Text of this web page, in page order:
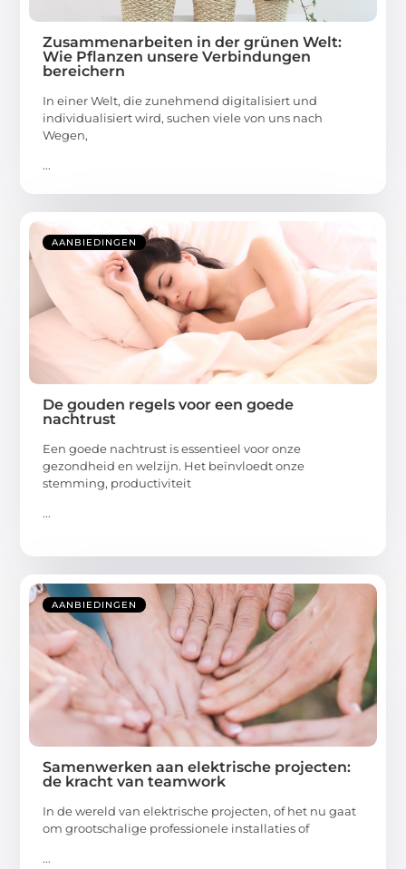
Zusammenarbeiten in der grünen Welt:
Wie Pflanzen unsere Verbindungen
bereichern
In einer Welt, die zunehmend digitalisiert und
individualisiert wird, suchen viele von uns nach
Wegen,
...
AANBIEDINGEN
De gouden regels voor een goede
nachtrust
Een goede nachtrust is essentieel voor onze
gezondheid en welzijn. Het beïnvloedt onze
stemming, productiviteit
...
AANBIEDINGEN
Samenwerken aan elektrische projecten:
de kracht van teamwork
In de wereld van elektrische projecten, of het nu gaat
om grootschalige professionele installaties of
...